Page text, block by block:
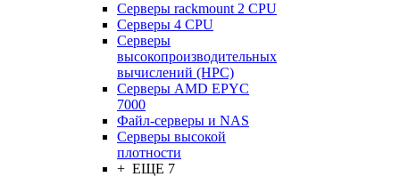
Серверы rackmount 2 CPU
Серверы 4 CPU
Серверы
высокопроизводительных
вычислений (HPC)
Серверы AMD EPYC
7000
Файл-серверы и NAS
Серверы высокой
плотности
+ ЕЩЕ 7